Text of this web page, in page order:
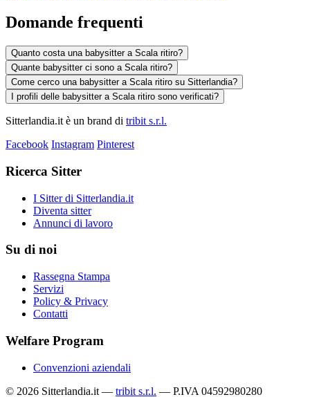
Domande frequenti
Quanto costa una babysitter a Scala ritiro?
Quante babysitter ci sono a Scala ritiro?
Come cerco una babysitter a Scala ritiro su Sitterlandia?
I profili delle babysitter a Scala ritiro sono verificati?
Sitterlandia.it è un brand di tribit s.r.l.
Facebook Instagram Pinterest
Ricerca Sitter
I Sitter di Sitterlandia.it
Diventa sitter
Annunci di lavoro
Su di noi
Rassegna Stampa
Servizi
Policy & Privacy
Contatti
Welfare Program
Convenzioni aziendali
© 2026 Sitterlandia.it — tribit s.r.l. — P.IVA 04592980280